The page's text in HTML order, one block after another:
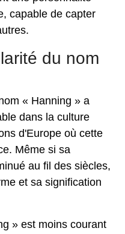
capable de capter
du nom
« Hanning » a
dans la culture
d'Europe où cette
Même si sa
au fil des siècles,
et sa signification
» est moins courant